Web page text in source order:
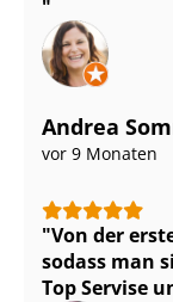
Andrea
vor 9 Monaten
Von der
sodass man
Top Servise